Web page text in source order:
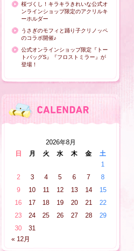
桜づくし！キラキラきれいな公式オ
ンラインショップ限定のアクリルキ
ーホルダー
うさぎのモフィと踊り子クリノッペ
のコラボ開催♪
公式オンラインショップ限定『トー
トバッグS』『フロストミラー』が
登場！
2026年8月
日
月 火 水 木 金
土
1
2
3 4 5 6 7
8
9
10 11 12 13 14
15
16
17 18 19 20 21
22
23
24 25 26 27 28
29
30
31
« 12月